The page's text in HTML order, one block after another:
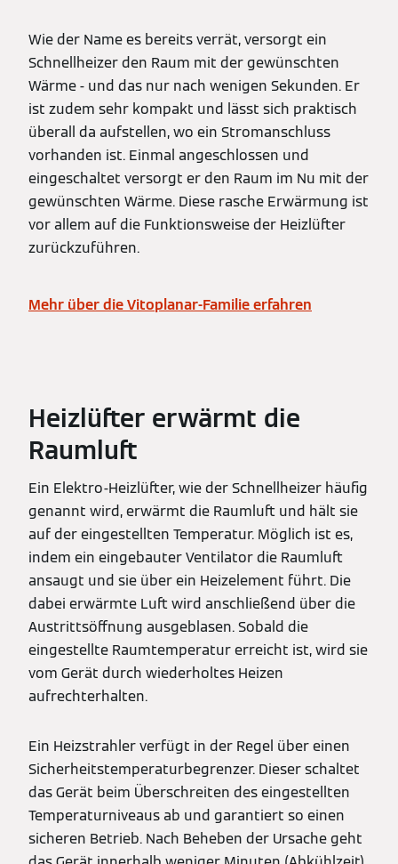
Wie der Name es bereits verrät, versorgt ein
Schnellheizer den Raum mit der gewünschten
Wärme - und das nur nach wenigen Sekunden. Er
ist zudem sehr kompakt und lässt sich praktisch
überall da aufstellen, wo ein Stromanschluss
vorhanden ist. Einmal angeschlossen und
eingeschaltet versorgt er den Raum im Nu mit der
gewünschten Wärme. Diese rasche Erwärmung ist
vor allem auf die Funktionsweise der Heizlüfter
zurückzuführen.
Mehr über die Vitoplanar-Familie erfahren
Heizlüfter erwärmt die
Raumluft
Ein Elektro-Heizlüfter, wie der Schnellheizer häufig
genannt wird, erwärmt die Raumluft und hält sie
auf der eingestellten Temperatur. Möglich ist es,
indem ein eingebauter Ventilator die Raumluft
ansaugt und sie über ein Heizelement führt. Die
dabei erwärmte Luft wird anschließend über die
Austrittsöffnung ausgeblasen. Sobald die
eingestellte Raumtemperatur erreicht ist, wird sie
vom Gerät durch wiederholtes Heizen
aufrechterhalten.
Ein Heizstrahler verfügt in der Regel über einen
Sicherheitstemperaturbegrenzer. Dieser schaltet
das Gerät beim Überschreiten des eingestellten
Temperaturniveaus ab und garantiert so einen
sicheren Betrieb. Nach Beheben der Ursache geht